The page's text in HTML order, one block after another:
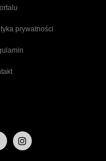
prywatności